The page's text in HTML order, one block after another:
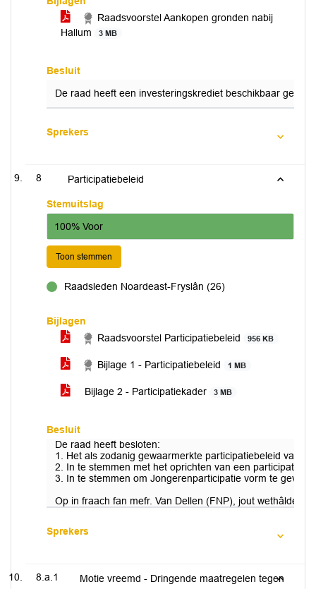
Raadsvoorstel Aankopen gronden nabij
Hallum
3 MB
Besluit
De raad heeft een investeringskrediet beschikbaar
Sprekers
8 Participatiebeleid
Stemuitslag
100% Voor
Toon stemmen
Raadsleden Noardeast-Fryslân (26)
Bijlagen
Raadsvoorstel Participatiebeleid
956 KB
Bijlage 1 - Participatiebeleid 1 MB
Bijlage 2 - Participatiekader 3 MB
Besluit
De raad heeft besloten:
1. Het als zodanig gewaarmerkte participatiebeleid vast te
2. In te stemmen met het oprichten van een
3. In te stemmen om Jongerenparticipatie vorm te
Op in fraach fan mefr. Van Dellen (FNP), jout wethâlder
Sprekers
8.a.1
Motie vreemd - Dringende maatregelen tegen